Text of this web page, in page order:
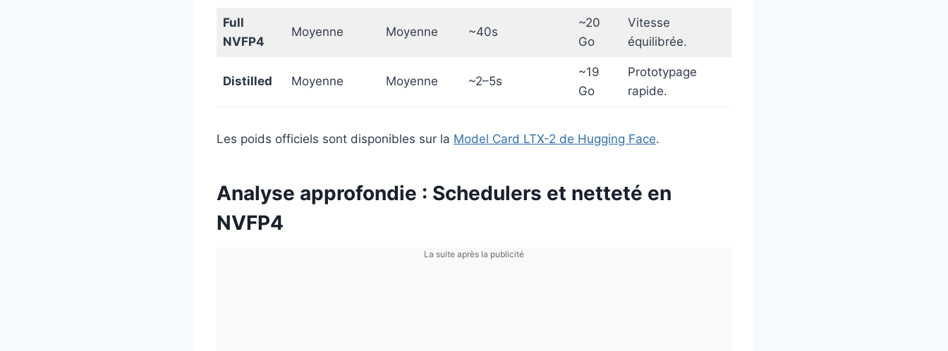
Full
NVFP4
Moyenne Moyenne ~40s
~20
Go
Vitesse
équilibrée.
Distilled Moyenne Moyenne ~2–5s
~19
Go
Prototypage
rapide.
Les poids officiels sont disponibles sur la Model Card LTX-2 de Hugging Face.
Analyse approfondie : Schedulers et netteté en
NVFP4
La suite après la publicité